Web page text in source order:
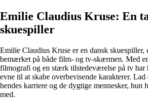
Emilie Claudius Kruse: En
skuespiller
Emilie Claudius Kruse er en dansk skuespiller,
bemærket på både film- og tv-skærmen. Med
filmografi og en stærk tilstedeværelse på tv har
evne til at skabe overbevisende karakterer. Lad
hendes karriere og de dygtige mennesker, hun
med.